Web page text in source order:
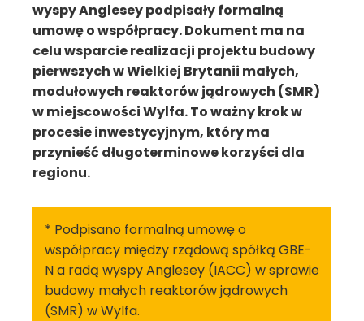
wyspy Anglesey podpisały formalną
umowę o współpracy. Dokument ma na
celu wsparcie realizacji projektu budowy
pierwszych w Wielkiej Brytanii małych,
modułowych reaktorów jądrowych (SMR)
w miejscowości Wylfa. To ważny krok w
procesie inwestycyjnym, który ma
przynieść długoterminowe korzyści dla
regionu.
* Podpisano formalną umowę o
współpracy między rządową spółką GBE-
N a radą wyspy Anglesey (IACC) w sprawie
budowy małych reaktorów jądrowych
(SMR) w Wylfa.